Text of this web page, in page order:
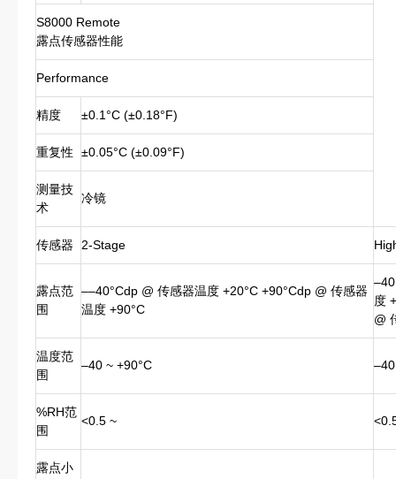
S8000 Remote
露点传感器性能
Performance
精度 ±0.1°C (±0.18°F)
重复性 ±0.05°C (±0.09°F)
测量技
术
冷镜
传感器 2-Stage
露点范
围
––40°Cdp @ 传感器温度 +20°C +90°Cdp @ 传感器
温度 +90°C
度
@
温度范
围
–40 ~ +90°C
%RH范
围
<0.5 ~
露点小